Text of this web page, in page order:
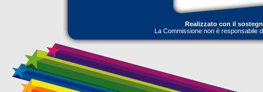
Realizzato con il
La Commissione non è responsabile